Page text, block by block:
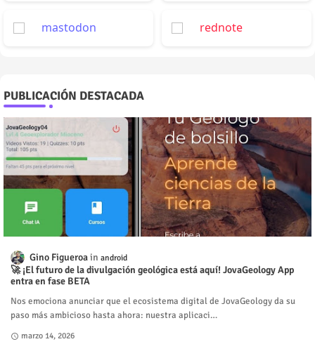
mastodon rednote
PUBLICACIÓN DESTACADA
Gino Figueroa android
🚀 ¡El futuro de la divulgación geológica está aquí! JovaGeology App
entra en fase BETA
Nos emociona anunciar que el ecosistema digital de JovaGeology da su
paso más ambicioso hasta ahora: nuestra aplicaci…
marzo 14, 2026